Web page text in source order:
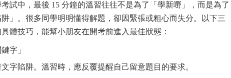
試中，最後 15 分鐘的溫習往往不是為了「學新嘢」，而是為了
阱」。很多同學明明懂得解題，卻因緊張或粗心而失分。以下三
體技巧，能幫小朋友在開考前進入最佳狀態：
字」
字陷阱。溫習時，應反覆提醒自己留意題目的要求。